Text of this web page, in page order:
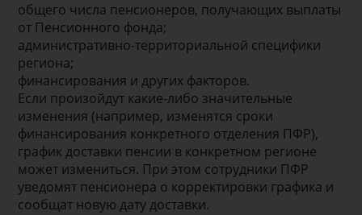
общего числа пенсионеров, получающих выплаты
от Пенсионного фонда;
административно-территориальной специфики
региона;
финансирования и других факторов.
Если произойдут какие-либо значительные
изменения (например, изменятся сроки
финансирования конкретного отделения ПФР),
график доставки пенсии в конкретном регионе
может измениться. При этом сотрудники ПФР
уведомят пенсионера о корректировки графика и
сообщат новую дату доставки.